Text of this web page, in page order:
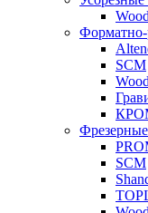
Форматно-
SCM
SCM